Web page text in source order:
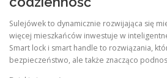
Sulejówek to dynamicznie rozwijająca się
więcej mieszkańców inwestuje w
Smart lock i smart handle to rozwiązania,
bezpieczeństwo, ale także znacząco